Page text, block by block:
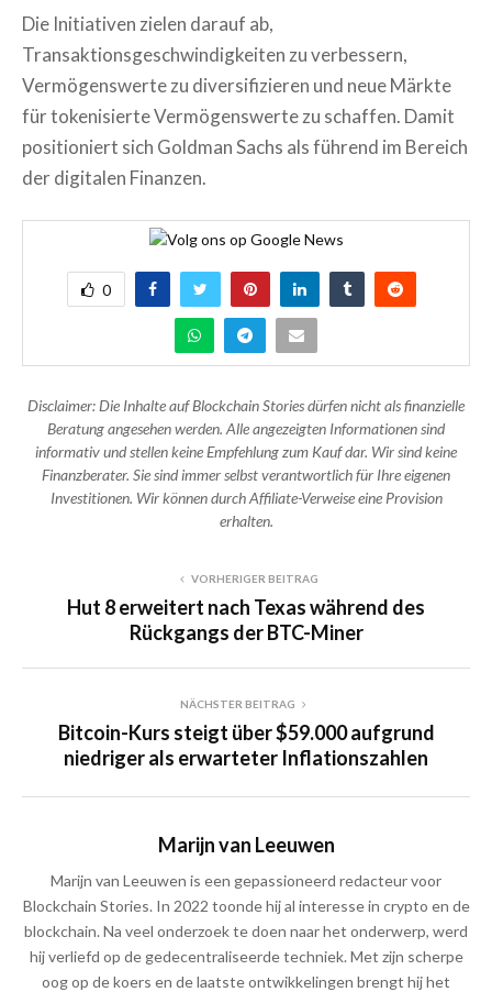
Die Initiativen zielen darauf ab,
Transaktionsgeschwindigkeiten zu verbessern,
Vermögenswerte zu diversifizieren und neue Märkte
für tokenisierte Vermögenswerte zu schaffen. Damit
positioniert sich Goldman Sachs als führend im Bereich
der digitalen Finanzen.
0
Disclaimer: Die Inhalte auf Blockchain Stories dürfen nicht als finanzielle
Beratung angesehen werden. Alle angezeigten Informationen sind
informativ und stellen keine Empfehlung zum Kauf dar. Wir sind keine
Finanzberater. Sie sind immer selbst verantwortlich für Ihre eigenen
Investitionen. Wir können durch Affiliate-Verweise eine Provision
erhalten.
VORHERIGER BEITRAG
Hut 8 erweitert nach Texas während des
Rückgangs der BTC-Miner
NÄCHSTER BEITRAG
Bitcoin-Kurs steigt über $59.000 aufgrund
niedriger als erwarteter Inflationszahlen
Marijn van Leeuwen
Marijn van Leeuwen is een gepassioneerd redacteur voor
Blockchain Stories. In 2022 toonde hij al interesse in crypto en de
blockchain. Na veel onderzoek te doen naar het onderwerp, werd
hij verliefd op de gedecentraliseerde techniek. Met zijn scherpe
oog op de koers en de laatste ontwikkelingen brengt hij het